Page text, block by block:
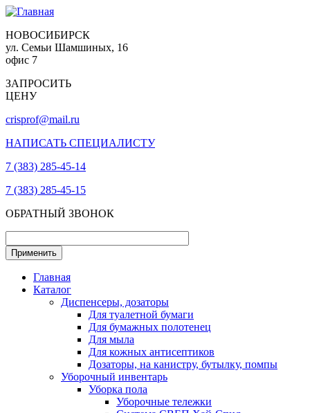
НОВОСИБИРСК
ул. Семьи Шамшиных, 16
офис 7
ЗАПРОСИТЬ
ЦЕНУ
crisprof@mail.ru
НАПИСАТЬ СПЕЦИАЛИСТУ
7 (383) 285-45-14
7 (383) 285-45-15
ОБРАТНЫЙ ЗВОНОК
Главная
Каталог
Диспенсеры, дозаторы
Для туалетной бумаги
Для бумажных полотенец
Для мыла
Для кожных антисептиков
Дозаторы, на канистру, бутылку, помпы
Уборочный инвентарь
Уборка пола
Уборочные тележки